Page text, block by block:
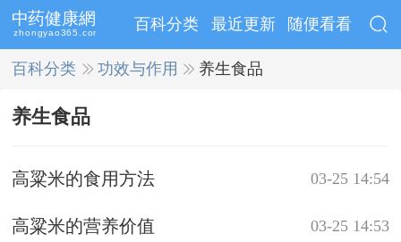
百科分类 最近更新 随便看看
百科分类 >>功效与作用 >>养生食品
养生食品
03-25 14:54
高粱米的食用方法
03-25 14:53
高粱米的营养价值